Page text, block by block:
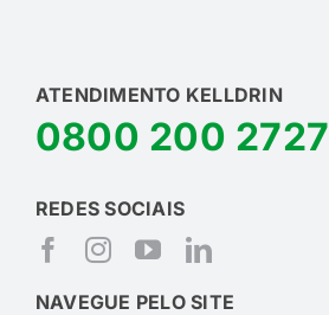
ATENDIMENTO KELLDRIN
0800 200 2727
REDES SOCIAIS
NAVEGUE PELO SITE